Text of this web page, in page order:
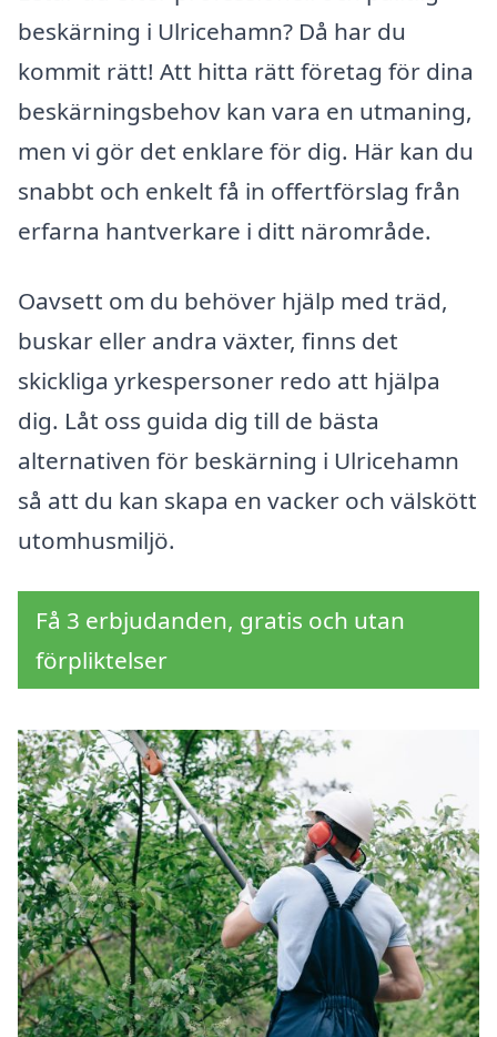
beskärning i Ulricehamn? Då har du
kommit rätt! Att hitta rätt företag för dina
beskärningsbehov kan vara en utmaning,
men vi gör det enklare för dig. Här kan du
snabbt och enkelt få in offertförslag från
erfarna hantverkare i ditt närområde.
Oavsett om du behöver hjälp med träd,
buskar eller andra växter, finns det
skickliga yrkespersoner redo att hjälpa
dig. Låt oss guida dig till de bästa
alternativen för beskärning i Ulricehamn
så att du kan skapa en vacker och välskött
utomhusmiljö.
Få 3 erbjudanden, gratis och utan
förpliktelser